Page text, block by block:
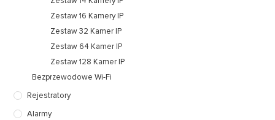
Zestaw 16 Kamery IP
Zestaw 32 Kamer IP
Zestaw 64 Kamer IP
Zestaw 128 Kamer IP
Bezprzewodowe Wi-Fi
Rejestratory
Alarmy